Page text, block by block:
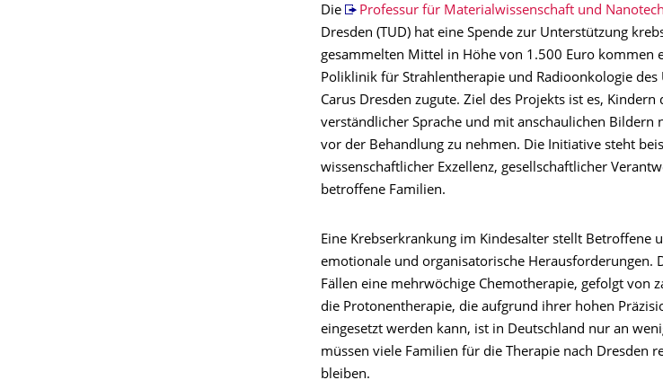
Die Professur für Materialwissenschaft und
Dresden (TUD) hat eine Spende zur Unterstützung
gesammelten Mittel in Höhe von 1.500 Euro kommen
Poliklinik für Strahlentherapie und Radioonkologie
Carus Dresden zugute. Ziel des Projekts ist es,
verständlicher Sprache und mit anschaulichen Bildern
vor der Behandlung zu nehmen. Die Initiative steht
wissenschaftlicher Exzellenz, gesellschaftlicher
betroffene Familien.
Eine Krebserkrankung im Kindesalter stellt Betroffene
emotionale und organisatorische Herausforderungen.
Fällen eine mehrwöchige Chemotherapie, gefolgt von
die Protonentherapie, die aufgrund ihrer hohen
eingesetzt werden kann, ist in Deutschland nur an
müssen viele Familien für die Therapie nach Dresden
bleiben.